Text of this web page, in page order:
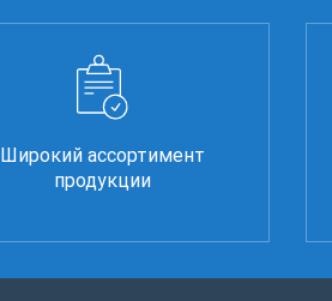
Широкий ассортимент
продукции